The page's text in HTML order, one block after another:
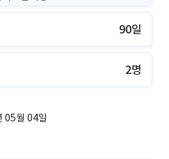
90일
2명
05월 04일